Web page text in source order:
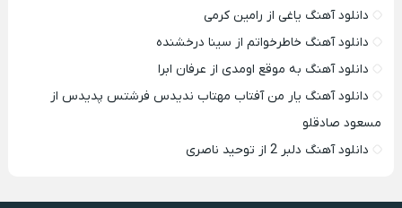
دانلود آهنگ یاغی از رامین کرمی
دانلود آهنگ خاطرخواتم از سینا درخشنده
دانلود آهنگ به موقع اومدی از عرفان ابرا
دانلود آهنگ یار من آفتاب مهتاب ندیدس فرشتس پدیدس از
مسعود صادقلو
دانلود آهنگ دلبر 2 از توحید ناصری